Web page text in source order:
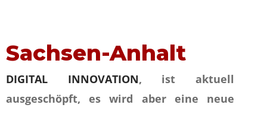
Sachsen-Anhalt
DIGITAL INNOVATION, ist aktuell
ausgeschöpft, es wird aber eine neue